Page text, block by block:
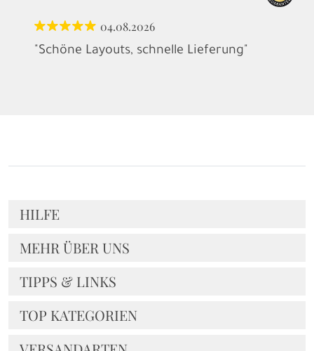
04.08.2026
"Schöne Layouts, schnelle Lieferung"
HILFE
MEHR ÜBER UNS
TIPPS & LINKS
TOP KATEGORIEN